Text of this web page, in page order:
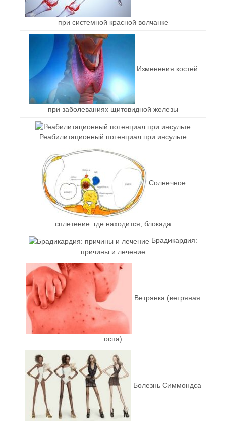
при системной красной волчанке
Изменения костей
при заболеваниях щитовидной железы
Реабилитационный потенциал при инсульте
Солнечное
сплетение: где находится, блокада
Брадикардия:
причины и лечение
Ветрянка (ветряная
оспа)
Болезнь Симмондса